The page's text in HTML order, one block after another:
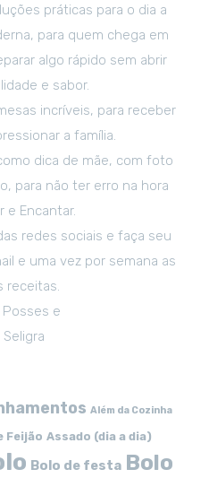
práticas para o dia a
para quem chega em
algo rápido sem abrir
e sabor.
incríveis, para receber
a família.
dica de mãe, com foto
para não ter erro na hora
e Encantar.
redes sociais e faça seu
e uma vez por semana as
receitas.
Posses e
Seligra
Além da Cozinha
Feijão Assado (dia a dia)
Bolo de festa Bolo